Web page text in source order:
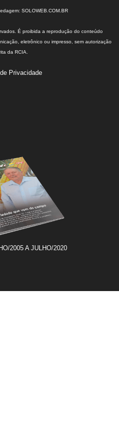
SOLOWEB.COM.BR
É proibida a reprodução do conteúdo
eletrônico ou impresso, sem autorização
da RCIA.
Privacidade
2005 A JULHO/2020